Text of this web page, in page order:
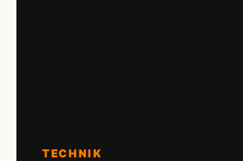
TECHNIK